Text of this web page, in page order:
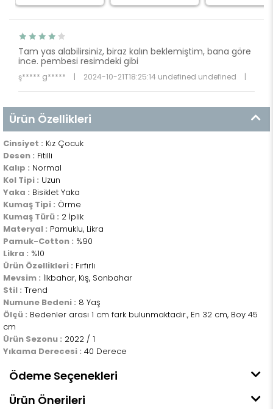
Tam yas alabilirsiniz, biraz kalın beklemiştim, bana göre
ince. pembesi resimdeki gibi
ş***** g***** | 2024-10-21T18:25:14 undefined undefined |
Ürün Özellikleri
Cinsiyet : Kız Çocuk
Desen : Fitilli
Kalıp : Normal
Kol Tipi : Uzun
Yaka : Bisiklet Yaka
Kumaş Tipi : Örme
Kumaş Türü : 2 İplik
Materyal : Pamuklu, Likra
Pamuk-Cotton : %90
Likra : %10
Ürün Özellikleri : Fırfırlı
Mevsim : İlkbahar, Kış, Sonbahar
Stil : Trend
Numune Bedeni : 8 Yaş
Ölçü : Bedenler arası 1 cm fark bulunmaktadır., En 32 cm, Boy 45
cm
Ürün Sezonu : 2022 / 1
Yıkama Derecesi : 40 Derece
Ödeme Seçenekleri
Ürün Önerileri